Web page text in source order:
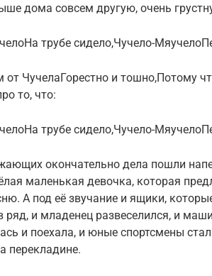
дома совсем другую, очень
трубе сидело,Чучело-
от ЧучелаГорестно и тошно,Потому
то, что:
трубе сидело,Чучело-
окончательно дела пошли
маленькая девочка, которая
А под её звучание и ящики,
ряд, и младенец развеселился, и
и поехала, и юные спортсмены
перекладине.